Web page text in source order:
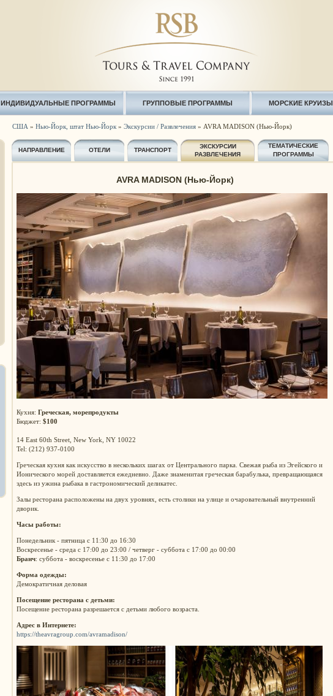
ИНДИВИДУАЛЬНЫЕ ПРОГРАММЫ ГРУППОВЫЕ ПРОГРАММЫ МОРСКИЕ КРУИЗЫ
США » Нью-Йорк, штат Нью-Йорк» Экскурсии / Развлечения» AVRA MADISON (Нью-Йорк)
НАПРАВЛЕНИЕ ОТЕЛИ ТРАНСПОРТ
ЭКСКУРСИИ
РАЗВЛЕЧЕНИЯ
ТЕМАТИЧЕСКИЕ
ПРОГРАММЫ
AVRA MADISON (Нью-Йорк)
Кухня: Греческая, морепродукты
Бюджет: $100
14 East 60th Street, New York, NY 10022
Tel: (212) 937-0100
Греческая кухня как искусство в нескольких шагах от Центрального парка. Свежая рыба из Эгейского и
Ионического морей доставляется ежедневно. Даже знаменитая греческая барабулька, превращающаяся
здесь из ужина рыбака в гастрономический деликатес.
Залы ресторана расположены на двух уровнях, есть столики на улице и очаровательный внутренний
дворик.
Часы работы:
Понедельник - пятница с 11:30 до 16:30
Воскресенье - среда с 17:00 до 23:00 / четверг - суббота с 17:00 до 00:00
Бранч: суббота - воскресенье с 11:30 до 17:00
Форма одежды:
Демократичная деловая
Посещение ресторана с детьми:
Посещение ресторана разрешается с детьми любого возраста.
Адрес в Интернете:
https://theavragroup.com/avramadison/